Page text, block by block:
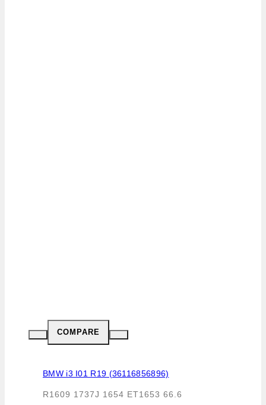
COMPARE
BMW i3 I01 R19 (36116856896)
R1609 1737J 1654 ET1653 66.6